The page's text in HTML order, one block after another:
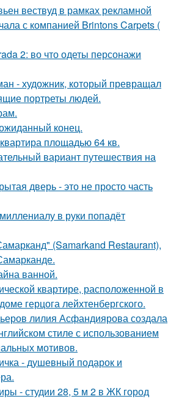
вествуд в рамках рекламной
с компанией Brintons Carpets (
2: во что одеты персонажи
- художник, который превращал
портреты людей.
конец.
площадью 64 кв.
вариант путешествия на
дверь - это не просто часть
в руки попадёт
(Samarkand Restaurant),
ванной.
квартире, расположенной в
герцога лейхтенбергского.
лилия Асфандиярова создала
стиле с использованием
мотивов.
- душевный подарок и
- студии 28, 5 м 2 в ЖК город